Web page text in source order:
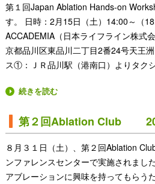
第１回Japan Ablation Hands-on
す。 日時：2月15日（土）14:00～（
ACCADEMIA（日本ライフライン株式
京都品川区東品川二丁目2番24号天王
ス①：ＪＲ品川駅（港南口）よりタク
続きを読む
第２回Ablation Club
８月３１日（土）、第２回Ablation
ンファレンスセンターで実施されまし
アブレーションに興味を持ってもらう